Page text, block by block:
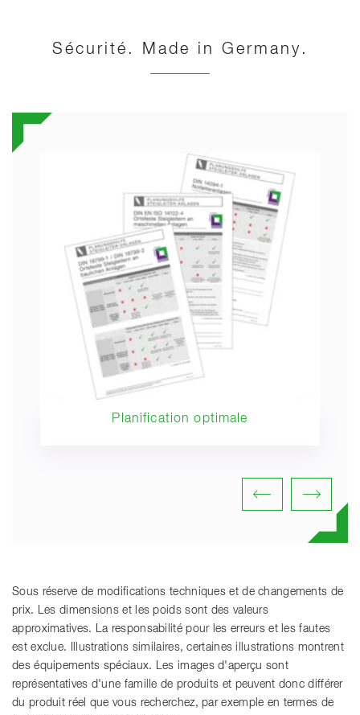
Sécurité. Made in Germany.
Planification optimale
Sous réserve de modifications techniques et de changements de
prix. Les dimensions et les poids sont des valeurs
approximatives. La responsabilité pour les erreurs et les fautes
est exclue. Illustrations similaires, certaines illustrations montrent
des équipements spéciaux. Les images d'aperçu sont
représentatives d'une famille de produits et peuvent donc différer
du produit réel que vous recherchez, par exemple en termes de